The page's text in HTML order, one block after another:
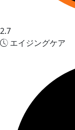
2.7
エイジングケア